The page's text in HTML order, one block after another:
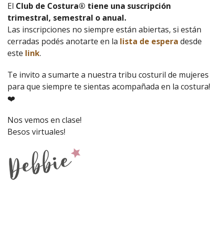
El Club de Costura® tiene una suscripción
trimestral, semestral o anual.
Las inscripciones no siempre están abiertas, si están
cerradas podés anotarte en la lista de espera desde
este link.
Te invito a sumarte a nuestra tribu costuril de mujeres
para que siempre te sientas acompañada en la costura!
❤️
Nos vemos en clase!
Besos virtuales!